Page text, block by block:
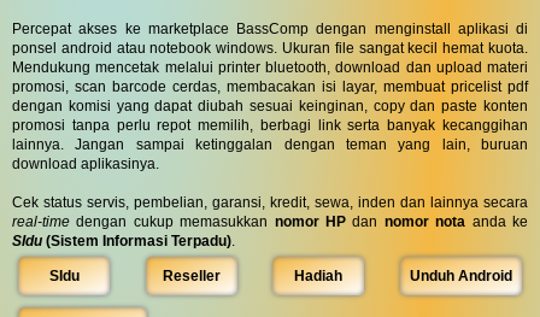
Percepat akses ke marketplace BassComp dengan menginstall aplikasi di
ponsel android atau notebook windows. Ukuran file sangat kecil hemat kuota.
Mendukung mencetak melalui printer bluetooth, download dan upload materi
promosi, scan barcode cerdas, membacakan isi layar, membuat pricelist pdf
dengan komisi yang dapat diubah sesuai keinginan, copy dan paste konten
promosi tanpa perlu repot memilih, berbagi link serta banyak kecanggihan
lainnya. Jangan sampai ketinggalan dengan teman yang lain, buruan
download aplikasinya.
Cek status servis, pembelian, garansi, kredit, sewa, inden dan lainnya secara
real-time dengan cukup memasukkan nomor HP dan nomor nota anda ke
SIdu (Sistem Informasi Terpadu)
SIdu Reseller Hadiah Unduh Android